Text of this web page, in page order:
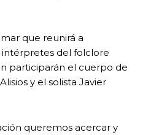
que reunirá a
intérpretes del folclore
participarán el cuerpo de
y el solista Javier
queremos acercar y